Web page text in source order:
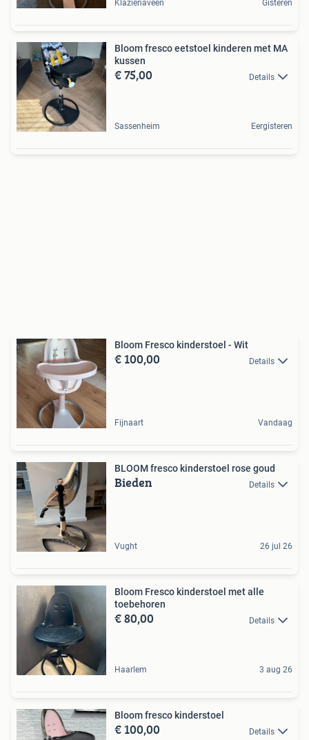
Klazienaveen Gisteren
Bloom fresco eetstoel kinderen met MA
kussen
€ 75,00 Details
Sassenheim Eergisteren
Bloom Fresco kinderstoel - Wit
€ 100,00 Details
Fijnaart Vandaag
BLOOM fresco kinderstoel rose goud
Bieden Details
Vught 26 jul 26
Bloom Fresco kinderstoel met alle
toebehoren
€ 80,00 Details
Haarlem 3 aug 26
Bloom fresco kinderstoel
€ 100,00 Details